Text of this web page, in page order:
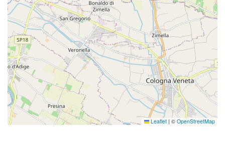
Leaflet | © OpenStreetMap